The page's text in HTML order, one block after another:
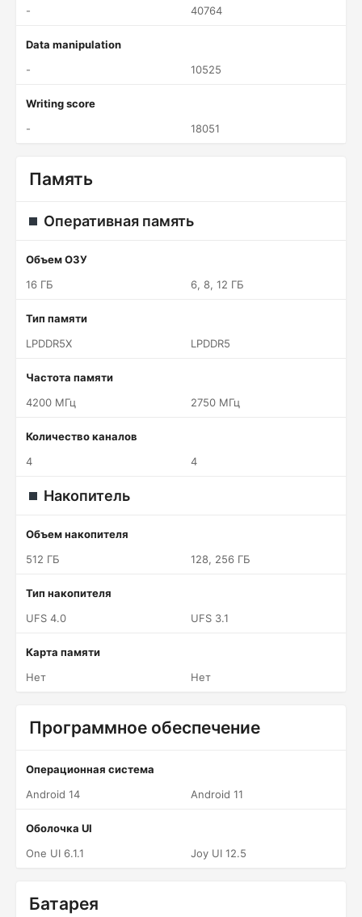
-
40764
Data manipulation
-
10525
Writing score
-
18051
Память
Оперативная память
Объем ОЗУ
16 ГБ
6, 8, 12 ГБ
Тип памяти
LPDDR5X
LPDDR5
Частота памяти
4200 МГц
2750 МГц
Количество каналов
4
4
Накопитель
Объем накопителя
512 ГБ
128, 256 ГБ
Тип накопителя
UFS 4.0
UFS 3.1
Карта памяти
Нет
Нет
Программное обеспечение
Операционная система
Android 14
Android 11
Оболочка UI
One UI 6.1.1
Joy UI 12.5
Батарея